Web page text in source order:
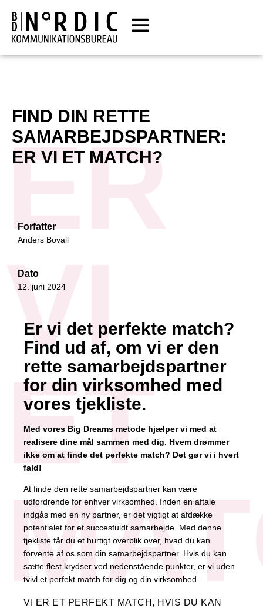
FIND DIN RETTE
SAMARBEJDSPARTNER:
ER VI ET MATCH?
ER
VI
ET
Forfatter
Anders Bovall
Dato
12. juni 2024
Er vi det perfekte match?
Find ud af, om vi er den
rette samarbejdspartner
for din virksomhed med
vores tjekliste.
Med vores Big Dreams metode hjælper vi med at
realisere dine mål sammen med dig. Hvem drømmer
ikke om at finde det perfekte match? Det gør vi i hvert
fald!
At finde den rette samarbejdspartner kan være
udfordrende for enhver virksomhed. Inden en aftale
indgås med en ny partner, er det vigtigt at afdække
potentialet for et succesfuldt samarbejde. Med denne
tjekliste får du et hurtigt overblik over, hvad du kan
forvente af os som din samarbejdspartner. Hvis du kan
sætte flest krydser ved nedenstående punkter, er vi uden
tvivl et perfekt match for dig og din virksomhed.
VI ER ET PERFEKT MATCH, HVIS DU KAN